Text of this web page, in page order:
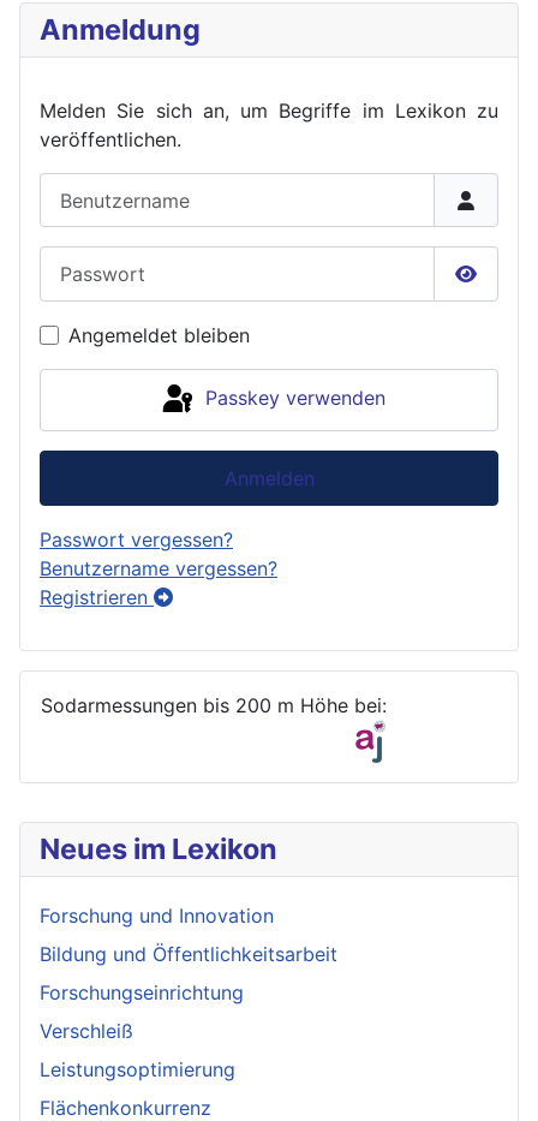
Neues im Lexikon
Forschung und Innovation
Bildung und Öffentlichkeitsarbeit
Forschungseinrichtung
Verschleiß
Leistungsoptimierung
Flächenkonkurrenz
Anmeldung
Melden Sie sich an, um Begriffe im Lexikon zu
veröffentlichen.
Angemeldet bleiben
Passkey verwenden
Anmelden
Passwort vergessen?
Benutzername vergessen?
Registrieren
Sodarmessungen bis 200 m Höhe bei: